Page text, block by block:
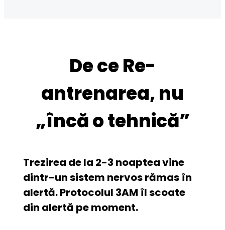
De ce Re-
antrenarea, nu
„încă o tehnică”
Trezirea de la 2-3 noaptea vine
dintr-un sistem nervos rămas în
alertă. Protocolul 3AM îl scoate
din alertă pe moment.